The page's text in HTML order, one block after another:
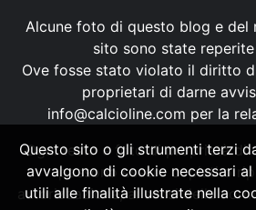
Alcune foto di questo blog e
sito sono state
Ove fosse stato violato il diritto
proprietari di darne
info@calcioline.com per la
Ogni testo e foto di proprietà di
possono essere copiati o
autorizzazione, ai sensi della
Questo sito o gli strumenti terzi
avvalgono di cookie necessari
utili alle finalità illustrate nella